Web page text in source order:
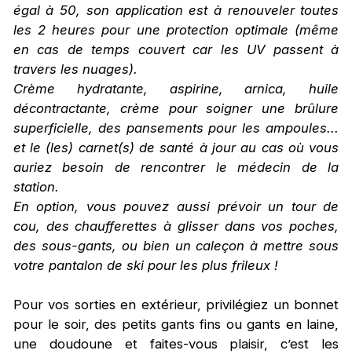
égal à 50, son application est à renouveler toutes
les 2 heures pour une protection optimale (même
en cas de temps couvert car les UV passent à
travers les nuages).
Crème hydratante, aspirine, arnica, huile
décontractante, crème pour soigner une brûlure
superficielle, des pansements pour les ampoules...
et le (les) carnet(s) de santé à jour au cas où vous
auriez besoin de rencontrer le médecin de la
station.
En option, vous pouvez aussi prévoir un tour de
cou, des chaufferettes à glisser dans vos poches,
des sous-gants, ou bien un caleçon à mettre sous
votre pantalon de ski pour les plus frileux !
Pour vos sorties en extérieur, privilégiez un bonnet
pour le soir, des petits gants fins ou gants en laine,
une doudoune et faites-vous plaisir, c’est les